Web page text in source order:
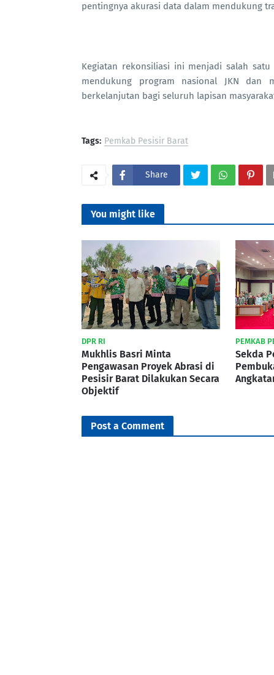
pentingnya akurasi data dalam mendukung
Kegiatan rekonsiliasi ini menjadi salah
mendukung program nasional JKN dan
berkelanjutan bagi seluruh lapisan
Tags: Pemkab Pesisir Barat
Share
You might like
DPR RI
Mukhlis Basri Minta
Pengawasan Proyek Abrasi di
Pesisir Barat Dilakukan Secara
Objektif
PEMKAB
Sekda
Post a Comment